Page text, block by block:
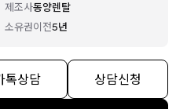
제조사동양렌탈
소유권이전5년
톡상담 상담신청